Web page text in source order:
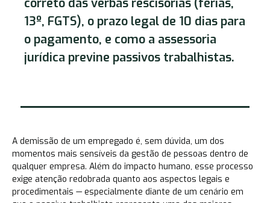
correto das verbas rescisórias (férias,
13º, FGTS), o prazo legal de 10 dias para
o pagamento, e como a assessoria
jurídica previne passivos trabalhistas.
A demissão de um empregado é, sem dúvida, um dos
momentos mais sensíveis da gestão de pessoas dentro de
qualquer empresa. Além do impacto humano, esse processo
exige atenção redobrada quanto aos aspectos legais e
procedimentais — especialmente diante de um cenário em